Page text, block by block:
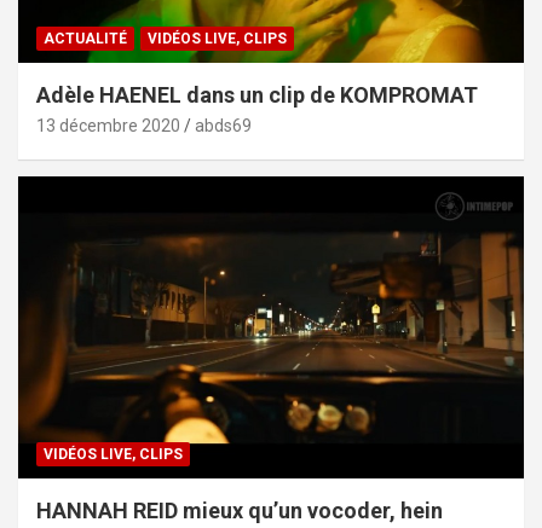
ACTUALITÉ VIDÉOS LIVE, CLIPS
Adèle HAENEL dans un clip de KOMPROMAT
13 décembre 2020 abds69
VIDÉOS LIVE, CLIPS
HANNAH REID mieux qu’un vocoder, hein